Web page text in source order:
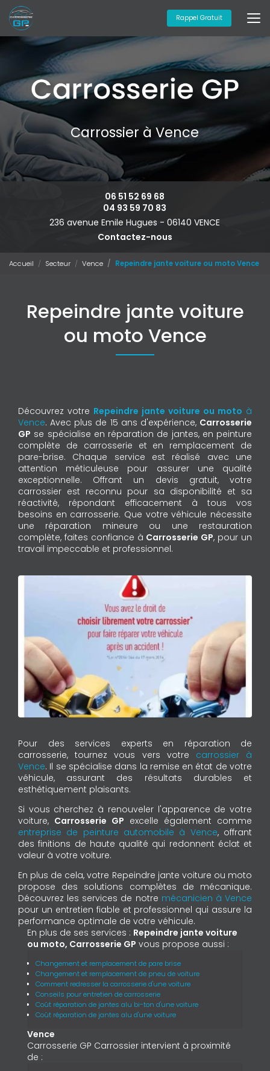
Aller
au
contenu
principal
Rappel Gratuit
Carrossier à Vence
06 51 52 69 68
04 93 59 70 83
236 avenue Emile Hugues -06140 VENCE
Contactez-nous
Accueil Secteur Vence Repeindre jante voiture ou moto Vence
Repeindre jante voiture
ou moto Vence
Découvrez votre Repeindre jante voiture ou moto à
Vence. Avec plus de 15 ans d'expérience, Carrosserie
GP se spécialise en réparation de jantes, en peinture
complète de carrosserie et en remplacement de
pare-brise. Chaque service est réalisé avec une
attention méticuleuse pour assurer une qualité
exceptionnelle. Offrant un devis gratuit, votre
carrossier est reconnu pour sa disponibilité et sa
réactivité, répondant efficacement à tous vos
besoins en carrosserie. Que votre véhicule nécessite
une réparation mineure ou une restauration
complète, faites confiance à Carrosserie GP, pour un
travail impeccable et professionnel.
Pour des services experts en réparation de
carrosserie, tournez vous vers votre carrossier à
Vence. Il se spécialise dans la remise en état de votre
véhicule, assurant des résultats durables et
esthétiquement plaisants.
Si vous cherchez à renouveler l'apparence de votre
voiture, Carrosserie GP excelle également comme
entreprise de peinture automobile à Vence, offrant
des finitions de haute qualité qui redonnent éclat et
valeur à votre voiture.
En plus de cela, votre Repeindre jante voiture ou moto
propose des solutions complètes de mécanique.
Découvrez les services de notre mécanicien à Vence
pour un entretien fiable et professionnel qui assure la
performance optimale de votre véhicule.
En plus de ses services : Repeindre jante voiture
ou moto, Carrosserie GP vous propose aussi :
Changement et remplacement de pare brise
Changement et remplacement de pneu de voiture
Comment redresser la carrosserie d'une voiture
Conseils pour entretien de carrosserie
Coût réparation de jantes alu bi-ton d'une voiture
Coût réparation de jantes alu d'une voiture
Vence
Carrosserie GP Carrossier intervient à proximité
de :